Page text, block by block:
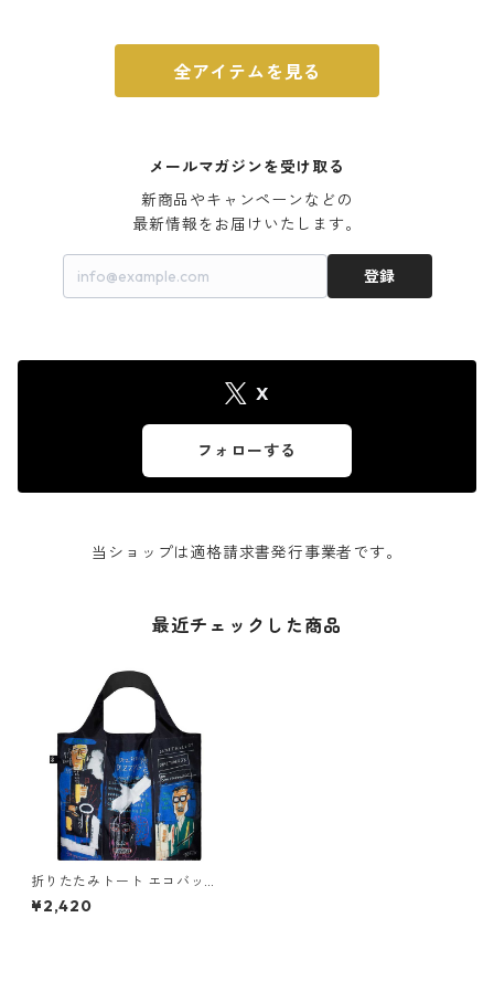
全アイテムを見る
メールマガジンを受け取る
新商品やキャンペーンなどの
最新情報をお届けいたします。
登録
X
フォローする
当ショップは適格請求書発行事業者です。
最近チェックした商品
折りたたみトート エコバッグ
撥水加工 絵画 LOQI Recycled
Bag ローキー 大きめ トートバ
¥2,420